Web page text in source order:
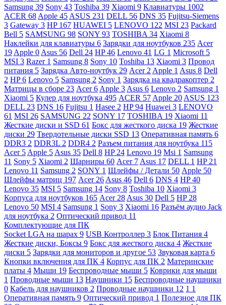
Samsung 39 Sony 43 Toshiba 39 Xiaomi 9 Клавиатуры 1002
ACER 68 Apple 45 ASUS 231 DELL 56 DNS 35 Fujitsu-Siemens
3 Gateway 3 HP 167 HUAWEI 5 LENOVO 122 MSI 23 Packard
Bell 5 SAMSUNG 98 SONY 93 TOSHIBA 34 Xiaomi 8
Наклейки для клавиатуры 6 Зарядки для ноутбуков 235 Acer
19 Apple 0 Asus 56 Dell 24 HP46 Lenovo 41 LG 1 Microsoft 5
MSI 3 Razer 1 Samsung 8 Sony 10 Toshiba 13 Xiaomi 3 Провод
питания 5 Зарядка Авто-ноутбук 29 Acer 2 Apple 1 Asus 8 Dell
2 HP6 Lenovo 5 Samsung 2 Sony 1 Зарядка на квадракоптер 2
Матрицы в сборе 23 Acer6 Apple 3 Asus 6 Lenovo 2 Samsung 1
Xiaomi 5 Кулер для ноутбука 495 ACER 57 Apple 20 ASUS 123
DELL 23 DNS 16 Fujitsu 1 Hasee 2 HP94 Huawei 3 LENOVO
61 MSI 26 SAMSUNG 22 SONY 17 TOSHIBA 19 Xiaomi 11
Жесткие диски и SSD 61 Бокс для жесткого диска 19 Жесткие
диски 29 Твердотельные диски SSD 13 Оперативная память 6
DDR3 2 DDR3L 2 DDR4 2 Разъем питания для ноутбука 115
Acer 5 Apple 5 Asus 35 Dell 8 HP 24 Lenovo 19 Msi 1 Samsung
11 Sony 5 Xiaomi 2 Шарниры 60 Acer 7 Asus 17 DELL 1 HP 21
Lenovo 11 Samsung 2 SONY 1 Шлейфы / Детали 50 Apple 50
Шлейфы матриц 197 Acer 26 Asus 46 Dell 6 DNS 4 HP40
Lenovo 35 MSI 5 Samsung 14 Sony 8 Toshiba 10 Xiaomi 3
Корпуса для ноутбуков 165 Acer 28 Asus 30 Dell 5 HP 28
Lenovo 50 MSI 4 Samsung 1 Sony 3 Xiaomi 16 Разъём аудио Jack
для ноутбука 2 Оптический привод 11
Комплектующие для ПК
Socket LGA на шарах 9 USB Контроллер 3 Блок Питания 4
Жесткие диски, Боксы 9 Бокс для жесткого диска 4 Жесткие
диски 5 Зарядки для мониторов и другое 53 Звуковая карта 6
Кнопки включения для ПК 4 Корпус для ПК 2 Материнские
платы 4 Мыши 19 Беспроводные мыши 5 Коврики для мыши
1 Проводные мыши 13 Наушники 15 Беспроводные наушники
0 Кабель для наушников 2 Проводные наушники 12 1 1
Оперативная память 9 Оптический привод 1 Полезное для ПК